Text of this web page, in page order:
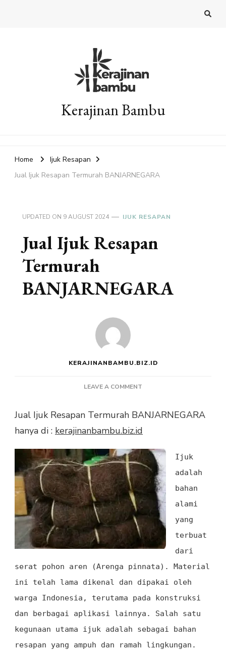
Kerajinan Bambu
Home
Ijuk Resapan
Jual Ijuk Resapan Termurah BANJARNEGARA
UPDATED ON 9 AUGUST 2024 IJUK RESAPAN
Jual Ijuk Resapan
Termurah
BANJARNEGARA
KERAJINANBAMBU.BIZ.ID
LEAVE A COMMENT
RESAPAN
TERMURAH
Jual Ijuk Resapan Termurah BANJARNEGARA
hanya di : kerajinanbambu.biz.id
Ijuk
adalah
bahan
alami
yang
terbuat
dari
serat pohon aren (Arenga pinnata). Material
ini telah lama dikenal dan dipakai oleh
warga Indonesia, terutama pada konstruksi
dan berbagai aplikasi lainnya. Salah satu
kegunaan utama ijuk adalah sebagai bahan
resapan yang ampuh dan ramah lingkungan.